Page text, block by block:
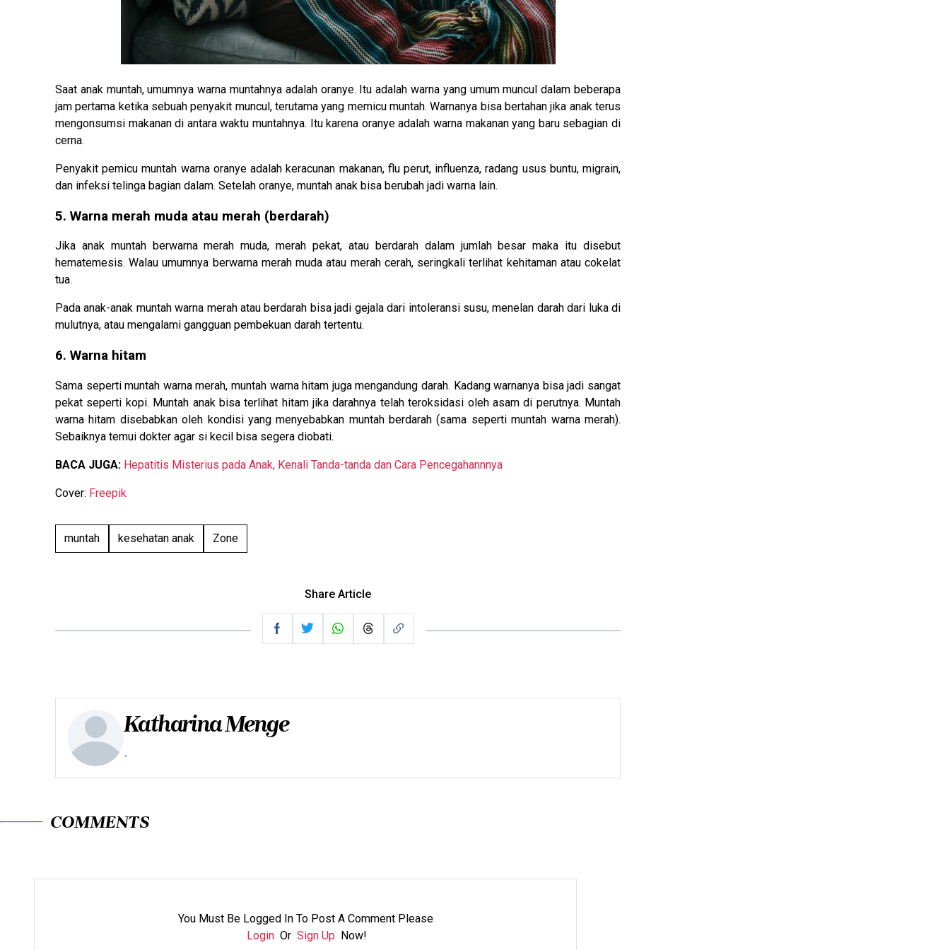
Saat anak muntah, umumnya warna muntahnya adalah oranye. Itu adalah warna yang umum muncul dalam beberapa
jam pertama ketika sebuah penyakit muncul, terutama yang memicu muntah. Warnanya bisa bertahan jika anak terus
mengonsumsi makanan di antara waktu muntahnya. Itu karena oranye adalah warna makanan yang baru sebagian di
cerna.
Penyakit pemicu muntah warna oranye adalah keracunan makanan, flu perut, influenza, radang usus buntu, migrain,
dan infeksi telinga bagian dalam. Setelah oranye, muntah anak bisa berubah jadi warna lain.
5. Warna merah muda atau merah (berdarah)
Jika anak muntah berwarna merah muda, merah pekat, atau berdarah dalam jumlah besar maka itu disebut
hematemesis. Walau umumnya berwarna merah muda atau merah cerah, seringkali terlihat kehitaman atau cokelat
tua.
Pada anak-anak muntah warna merah atau berdarah bisa jadi gejala dari intoleransi susu, menelan darah dari luka di
mulutnya, atau mengalami gangguan pembekuan darah tertentu.
6. Warna hitam
Sama seperti muntah warna merah, muntah warna hitam juga mengandung darah. Kadang warnanya bisa jadi sangat
pekat seperti kopi. Muntah anak bisa terlihat hitam jika darahnya telah teroksidasi oleh asam di perutnya. Muntah
warna hitam disebabkan oleh kondisi yang menyebabkan muntah berdarah (sama seperti muntah warna merah).
Sebaiknya temui dokter agar si kecil bisa segera diobati.
BACA JUGA: Hepatitis Misterius pada Anak, Kenali Tanda-tanda dan Cara Pencegahannnya
Cover: Freepik
muntah kesehatan anak Zone
Share Article
Katharina Menge
-
COMMENTS
You Must Be Logged In To Post A Comment Please
Login Or Sign Up Now!